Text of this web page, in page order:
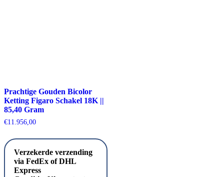
Prachtige Gouden Bicolor
Ketting Figaro Schakel 18K ||
85,40 Gram
€11.956,00
Verzekerde verzending
via FedEx of DHL
Express